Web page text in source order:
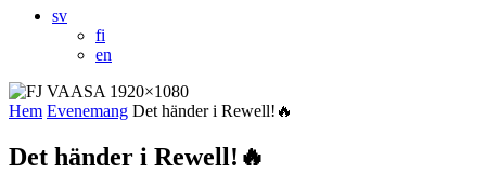
sv
fi
en
Hem Evenemang Det händer i Rewell!🔥
Det händer i Rewell!🔥